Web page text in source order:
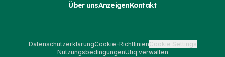
Über unsAnzeigenKontakt
DatenschutzerklärungCookie-RichtlinienCookie Settings
NutzungsbedingungenUtiq verwalten